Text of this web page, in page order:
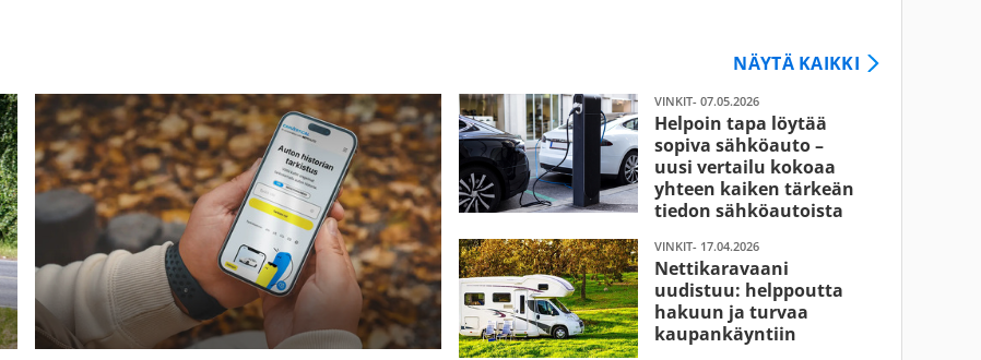
NÄYTÄ KAIKKI
VINKIT- 07.05.2026
Helpoin tapa löytää
sopiva sähköauto –
uusi vertailu kokoaa
yhteen kaiken tärkeän
tiedon sähköautoista
VINKIT- 17.04.2026
Nettikaravaani
uudistuu: helppoutta
hakuun ja turvaa
kaupankäyntiin